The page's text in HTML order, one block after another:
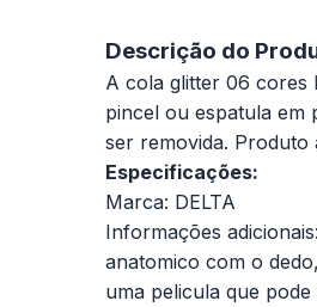
Descrição do
A cola glitter 06 cores
pincel ou espatula em
ser removida. Produto
Especificações:
Marca: DELTA
Informações
anatomico com o
uma pelicula que